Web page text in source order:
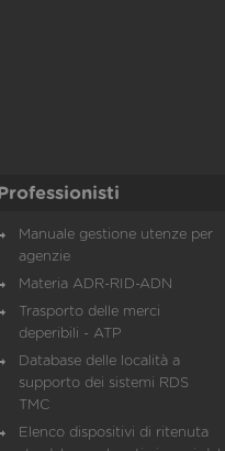
Professionisti
Manuale gestione utenze per
agenzie
Materia ADR-RID-ADN
Trasporto delle merci
deperibili - ATP
Database delle località a
supporto dei sistemi RDS
TMC
Elenco dispositivi di ritenuta